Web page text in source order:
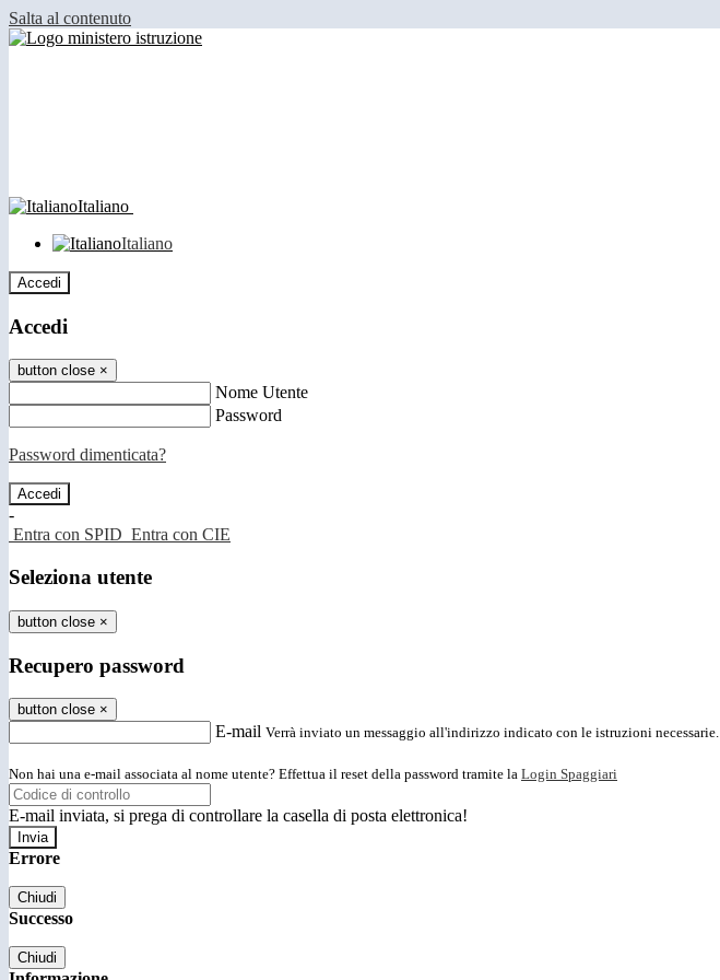
Salta al contenuto
Italiano
Italiano
Accedi
Accedi
button close ×
Nome Utente
Password
Password dimenticata?
-
Entra con SPID Entra con CIE
Seleziona utente
button close ×
Recupero password
button close ×
E-mail Verrà inviato un messaggio all'indirizzo indicato con le istruzioni necessarie.
Non hai una e-mail associata al nome utente? Effettua il reset della password tramite la Login Spaggiari
E-mail inviata, si prega di controllare la casella di posta elettronica!
Errore
Chiudi
Successo
Chiudi